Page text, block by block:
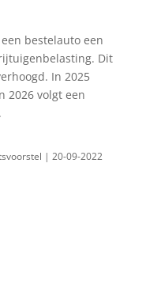
bestelauto een
Dit
In 2025
2026 volgt een
| 20-09-2022